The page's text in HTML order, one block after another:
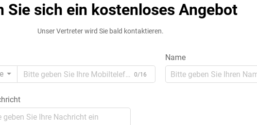
Sie sich ein kostenloses Angebot
Unser Vertreter wird Sie bald kontaktieren.
0/16
Name